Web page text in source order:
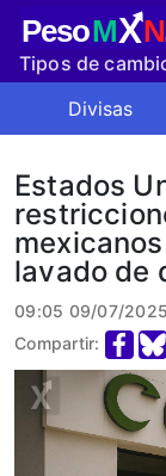
PesoMXN
Tipos de
Divisas
Estados
lavado de
09:05 09/07/
Compartir: